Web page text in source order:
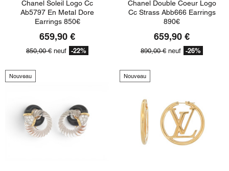
Chanel Soleil Logo Cc
Ab5797 En Metal Dore
Earrings 850€
659,90 €
850,00 € neuf -22%
Chanel Double Coeur Logo
Cc Strass Abb666 Earrings
890€
659,90 €
890,00 € neuf -26%
Nouveau Nouveau